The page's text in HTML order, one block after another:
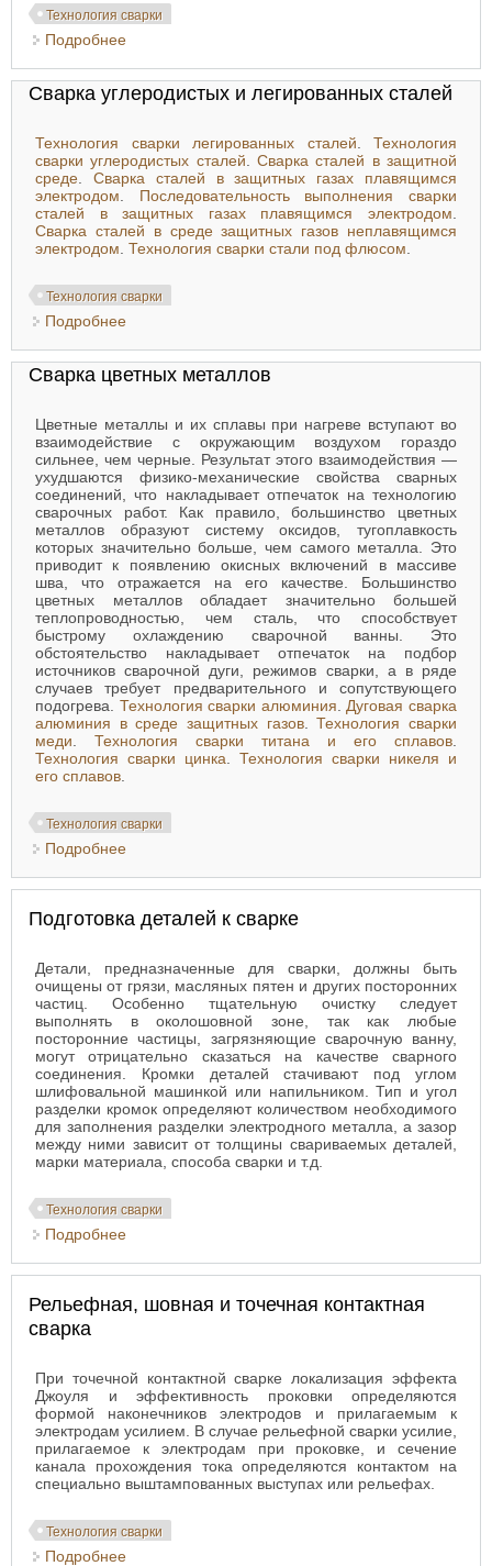
Технология сварки
Подробнее
Сварка углеродистых и легированных сталей
Технология сварки легированных сталей
Технология
сварки углеродистых сталей .Сварка сталей в защитной
среде
Сварка сталей в защитных газах плавящимся
электродом
Последовательность выполнения сварки
сталей в защитных газах плавящимся электродом
Сварка сталей в среде защитных газов неплавящимся
электродом Технология сварки стали под флюсом
Технология сварки
Подробнее
Сварка цветных металлов
Цветные металлы и их сплавы при нагреве вступают во
взаимодействие с окружающим воздухом гораздо
сильнее, чем черные. Результат этого взаимодействия —
ухудшаются физико-механические свойства сварных
соединений, что накладывает отпечаток на технологию
сварочных работ. Как правило, большинство цветных
металлов образуют систему оксидов, тугоплавкость
которых значительно больше, чем самого металла. Это
приводит к появлению окисных включений в массиве
шва, что отражается на его качестве. Большинство
цветных металлов обладает значительно большей
теплопроводностью, чем сталь, что способствует
быстрому охлаждению сварочной ванны. Это
обстоятельство накладывает отпечаток на подбор
источников сварочной дуги, режимов сварки, а в ряде
случаев требует предварительного и сопутствующего
подогрева. Технология сварки алюминия
Дуговая сварка
алюминия в среде защитных газов.Технология сварки
меди
Технология сварки титана и его сплавов
Технология сварки цинка
Технология сварки никеля и
его сплавов
Технология сварки
Подробнее
Подготовка деталей к сварке
Детали, предназначенные для сварки, должны быть
очищены от грязи, масляных пятен и других посторонних
частиц. Особенно тщательную очистку следует
выполнять в околошовной зоне, так как любые
посторонние частицы, загрязняющие сварочную ванну,
могут отрицательно сказаться на качестве сварного
соединения. Кромки деталей стачивают под углом
шлифовальной машинкой или напильником. Тип и угол
разделки кромок определяют количеством необходимого
для заполнения разделки электродного металла, а зазор
между ними зависит от толщины свариваемых деталей,
марки материала, способа сварки и т.д.
Технология сварки
Подробнее
Рельефная, шовная и точечная контактная
сварка
При точечной контактной сварке локализация эффекта
Джоуля и эффективность проковки определяются
формой наконечников электродов и прилагаемым к
электродам усилием. В случае рельефной сварки усилие,
прилагаемое к электродам при проковке, и сечение
канала прохождения тока определяются контактом на
специально выштампованных выступах или рельефах.
Технология сварки
Подробнее